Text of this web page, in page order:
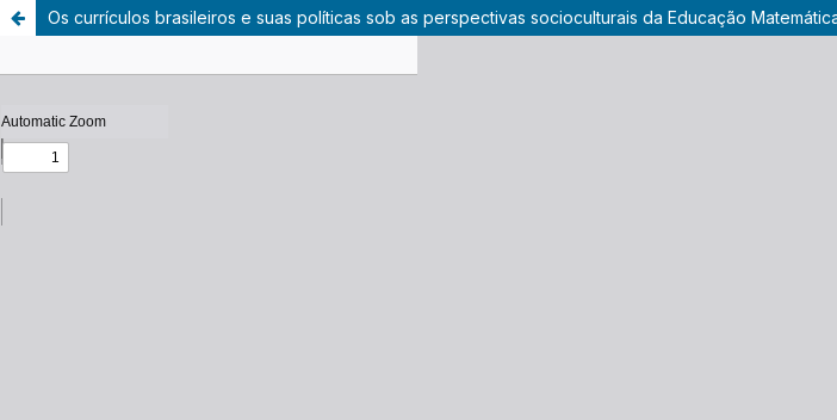
Os currículos brasileiros e suas políticas sob as perspectivas socioculturais da Educação